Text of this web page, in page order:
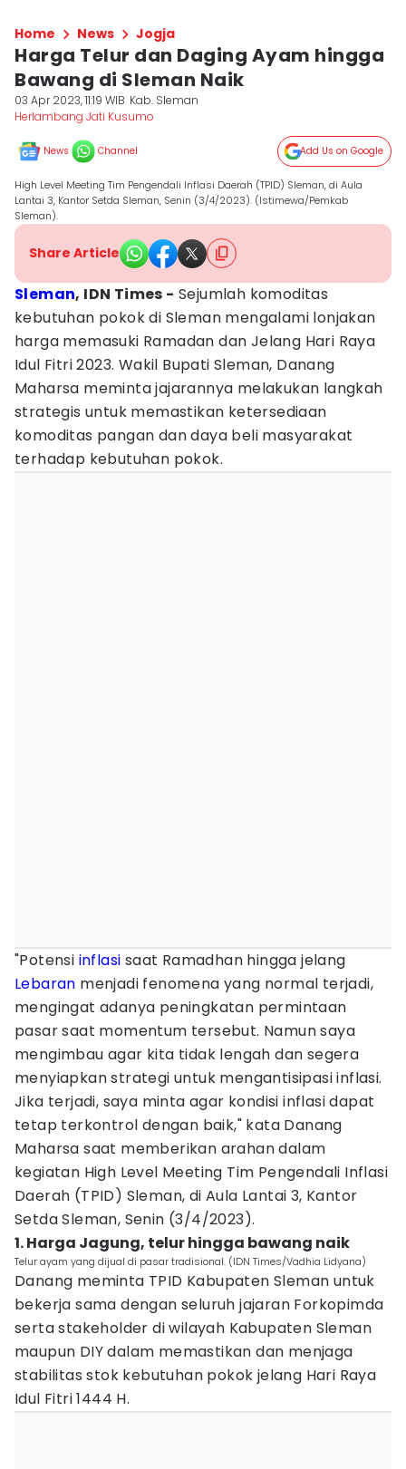
Home News Jogja
Harga Telur dan Daging Ayam hingga
Bawang di Sleman Naik
03 Apr 2023, 11:19 WIB Kab. Sleman
Herlambang Jati Kusumo
News Channel Add Us on Google
High Level Meeting Tim Pengendali Inflasi Daerah (TPID) Sleman, di Aula
Lantai 3, Kantor Setda Sleman, Senin (3/4/2023). (Istimewa/Pemkab
Sleman).
Share Article
Sleman, IDN Times - Sejumlah komoditas
kebutuhan pokok di Sleman mengalami lonjakan
harga memasuki Ramadan dan Jelang Hari Raya
Idul Fitri 2023. Wakil Bupati Sleman, Danang
Maharsa meminta jajarannya melakukan langkah
strategis untuk memastikan ketersediaan
komoditas pangan dan daya beli masyarakat
terhadap kebutuhan pokok.
"Potensi inflasi saat Ramadhan hingga jelang
Lebaran menjadi fenomena yang normal terjadi,
mengingat adanya peningkatan permintaan
pasar saat momentum tersebut. Namun saya
mengimbau agar kita tidak lengah dan segera
menyiapkan strategi untuk mengantisipasi inflasi.
Jika terjadi, saya minta agar kondisi inflasi dapat
tetap terkontrol dengan baik," kata Danang
Maharsa saat memberikan arahan dalam
kegiatan High Level Meeting Tim Pengendali Inflasi
Daerah (TPID) Sleman, di Aula Lantai 3, Kantor
Setda Sleman, Senin (3/4/2023).
1. Harga Jagung, telur hingga bawang naik
Telur ayam yang dijual di pasar tradisional. (IDN Times/Vadhia Lidyana)
Danang meminta TPID Kabupaten Sleman untuk
bekerja sama dengan seluruh jajaran Forkopimda
serta stakeholder di wilayah Kabupaten Sleman
maupun DIY dalam memastikan dan menjaga
stabilitas stok kebutuhan pokok jelang Hari Raya
Idul Fitri 1444 H.